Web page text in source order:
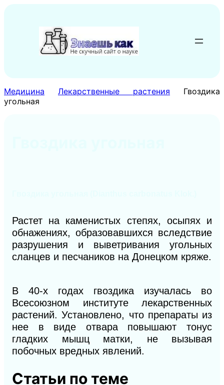
содержимому
Медицина Лекарственные растения
Гвоздика
угольная
Растет на каменистых степях, осыпях и
обнажениях, образовавшихся вследствие
разрушения и выветривания угольных
сланцев и песчаников на Донецком кряже.
В 40-х годах гвоздика изучалась во
Всесоюзном институте лекарственных
растений. Установлено, что препараты из
нее в виде отвара повышают тонус
гладких мышц матки, не вызывая
побочных вредных явлений.
Статьи по теме